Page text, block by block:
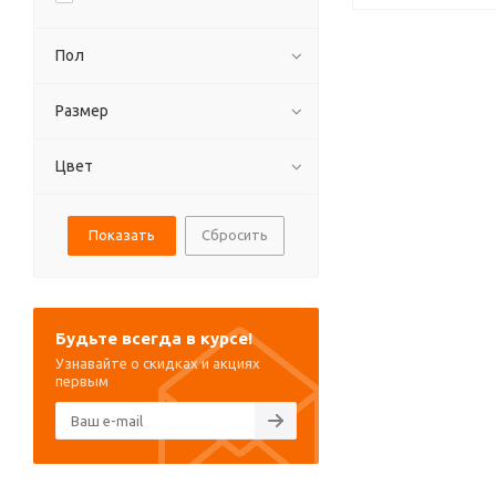
Пол
Размер
Цвет
Сбросить
Будьте всегда в курсе!
Узнавайте о скидках и акциях
первым